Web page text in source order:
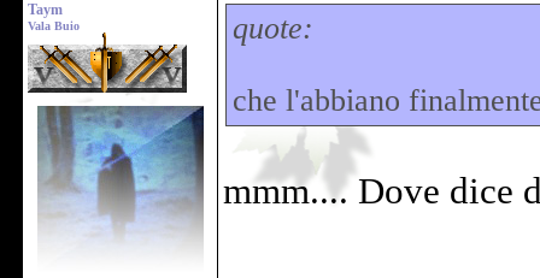
Taym
Vala Buio quote:
che l'abbiano
mmm.... Dove dice